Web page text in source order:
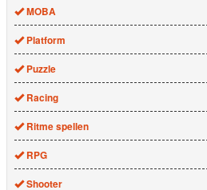
MOBA
Platform
Puzzle
Racing
Ritme spellen
RPG
Shooter